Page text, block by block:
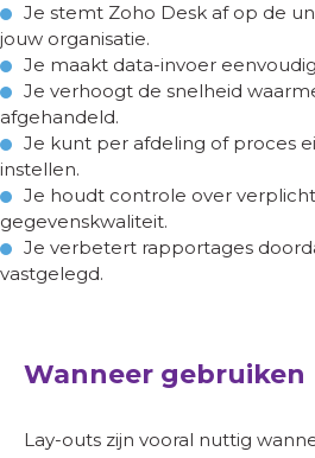
Je stemt Zoho Desk af op de
jouw organisatie.
Je maakt data-invoer
Je verhoogt de snelheid
afgehandeld.
Je kunt per afdeling of proces
instellen.
Je houdt controle over
gegevenskwaliteit.
Je verbetert rapportages
vastgelegd.
Wanneer gebruiken
Lay-outs zijn vooral nuttig